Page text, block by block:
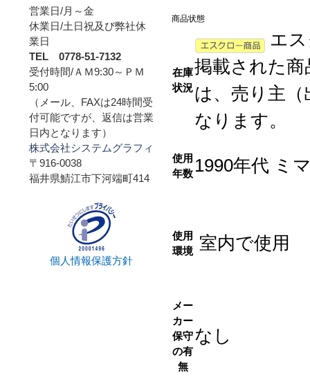
商品状態
在庫
状況
エ
掲載された商
は、売り主
なります。
使用
年数 1990年代 ミ
使用
環境 室内で使用
メー
カー
保守
の有
無
なし
営業日/月～金
休業日/土日祝及び弊社休
業日
TEL 0778-51-7132
受付時間/ＡＭ9:30～ＰＭ
5:00
（メール、FAXは24時間受
付可能ですが、返信は営業
日内となります）
株式会社システムグラフィ
〒916-0038
福井県鯖江市下河端町414
個人情報保護方針